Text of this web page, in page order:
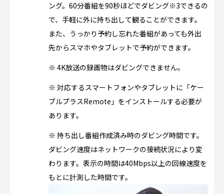
ング。60分番組を90秒ほどでダビング※3できるの
で、手軽に外に持ち出して観ることができます。
また、うっかり予約し忘れた番組があっても外出
先からスマホやタブレットで予約ができます。
※ 4K放送の録画物はダビングできません。
※ 対応するスマートフォンやタブレットに「ケー
ブルプラスRemote」をインストールする必要が
あります。
※ 持ち出し番組作成済み時のダビング時間です。
ダビング速度はネットワークの接続状況により変
わります。表示の時間は40Mbps以上の回線速度を
もとに計測した時間です。